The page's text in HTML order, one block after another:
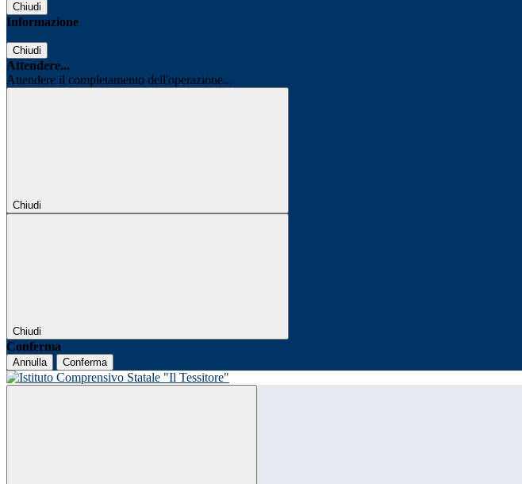
Chiudi
Informazione
Chiudi
Attendere...
Attendere il completamento dell'operazione...
Chiudi
Chiudi
Conferma
Annulla Conferma